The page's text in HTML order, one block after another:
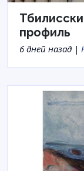
профиль
6 дней назад |